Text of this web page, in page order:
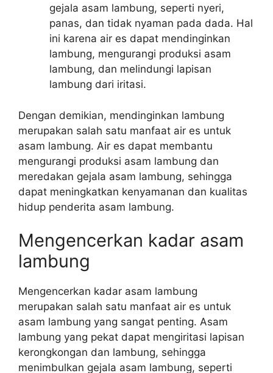
gejala asam lambung, seperti nyeri,
panas, dan tidak nyaman pada dada. Hal
ini karena air es dapat mendinginkan
lambung, mengurangi produksi asam
lambung, dan melindungi lapisan
lambung dari iritasi.
Dengan demikian, mendinginkan lambung
merupakan salah satu manfaat air es untuk
asam lambung. Air es dapat membantu
mengurangi produksi asam lambung dan
meredakan gejala asam lambung, sehingga
dapat meningkatkan kenyamanan dan kualitas
hidup penderita asam lambung.
Mengencerkan kadar asam
lambung
Mengencerkan kadar asam lambung
merupakan salah satu manfaat air es untuk
asam lambung yang sangat penting. Asam
lambung yang pekat dapat mengiritasi lapisan
kerongkongan dan lambung, sehingga
menimbulkan gejala asam lambung, seperti